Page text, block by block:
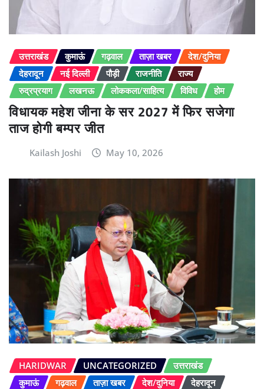
उत्तराखंड कुमाऊं गढ़वाल ताज़ा खबर
देश/दुनिया
देहरादून
नई दिल्ली पौड़ी राजनीति
राज्य
रुद्रप्रयाग
लखनऊ लोककला/साहित्य विविध होम
विधायक महेश जीना के सर 2027 में फिर सजेगा
ताज होगी बम्पर जीत
Kailash Joshi May 10, 2026
HARIDWAR UNCATEGORIZED
उत्तराखंड
कुमाऊं
गढ़वाल ताज़ा खबर देश/दुनिया
देहरादून